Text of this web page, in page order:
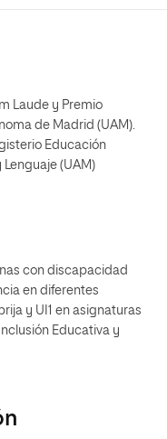
Laude y Premio
de Madrid (UAM).
Educación
(UAM)
con discapacidad
en diferentes
y UI1 en asignaturas
Educativa y